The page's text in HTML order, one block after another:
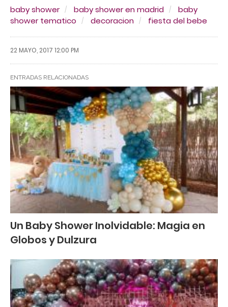
baby shower baby shower en madrid
baby
shower tematico
decoracion fiesta del bebe
22 MAYO, 2017 12:00 PM
ENTRADAS RELACIONADAS
Un Baby Shower Inolvidable: Magia en
Globos y Dulzura